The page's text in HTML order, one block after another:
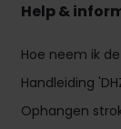
Help &
Hoe neem ik
Handleiding
Ophangen